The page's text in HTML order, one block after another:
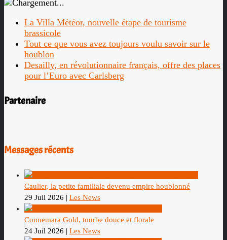
La Villa Météor, nouvelle étape de tourisme
brassicole
Tout ce que vous avez toujours voulu savoir sur le
houblon
Desailly, en révolutionnaire français, offre des places
pour l’Euro avec Carlsberg
Partenaire
Messages récents
Caulier, la petite familiale devenu empire houblonné
29 Juil 2026 | Les News
Connemara Gold, tourbe douce et florale
24 Juil 2026 | Les News